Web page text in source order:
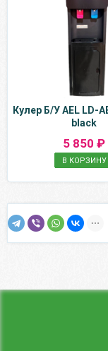
Кулер Б/У AEL LD-
black
5 850 ₽
В КОРЗИНУ